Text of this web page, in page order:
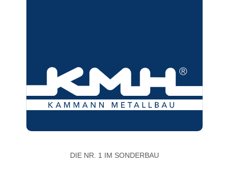
DIE NR. 1 IM SONDERBAU